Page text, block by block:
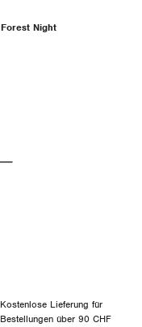
Night
Kostenlose Lieferung für
Bestellungen über 90 CHF